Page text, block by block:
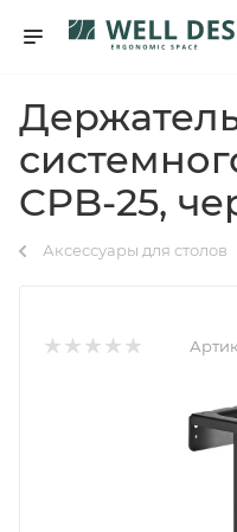
CPB-25,
Аксессуары для столов